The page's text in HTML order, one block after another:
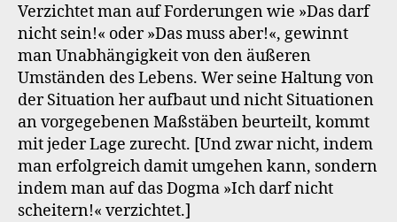
Verzichtet man auf Forderungen wie »Das darf
nicht sein!« oder »Das muss aber!«, gewinnt
man Unabhängigkeit von den äußeren
Umständen des Lebens. Wer seine Haltung von
der Situation her aufbaut und nicht Situationen
an vorgegebenen Maßstäben beurteilt, kommt
mit jeder Lage zurecht. [Und zwar nicht, indem
man erfolgreich damit umgehen kann, sondern
indem man auf das Dogma »Ich darf nicht
scheitern!« verzichtet.]